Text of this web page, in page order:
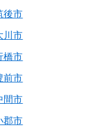
後市
川市
橋市
前市
間市
郡市